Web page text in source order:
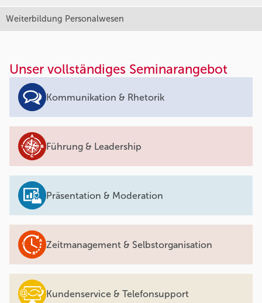
Weiterbildung Personalwesen
Unser vollständiges Seminarangebot
Kommunikation & Rhetorik
Führung & Leadership
Präsentation & Moderation
Zeitmanagement & Selbstorganisation
Kundenservice & Telefonsupport